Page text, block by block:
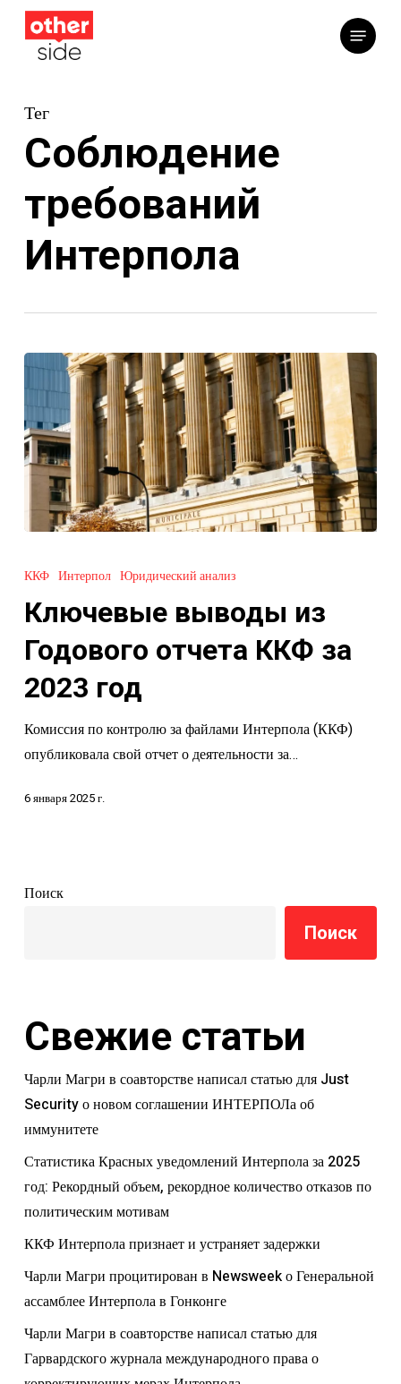
Перейти
основному
Меню
Тег
Соблюдение
требований
Интерпола
выводы
Годового
отчета
за
2023
ККФ Интерпол Юридический анализ
Ключевые выводы из
Годового отчета ККФ за
2023 год
Комиссия по контролю за файлами Интерпола (ККФ)
опубликовала свой отчет о деятельности за…
6 января 2025 г.
Поиск
Поиск
Свежие статьи
Чарли Магри в соавторстве написал статью для Just
Security о новом соглашении ИНТЕРПОЛа об
иммунитете
Статистика Красных уведомлений Интерпола за 2025
год: Рекордный объем, рекордное количество отказов по
политическим мотивам
ККФ Интерпола признает и устраняет задержки
Чарли Магри процитирован в Newsweek о Генеральной
ассамблее Интерпола в Гонконге
Чарли Магри в соавторстве написал статью для
Гарвардского журнала международного права о